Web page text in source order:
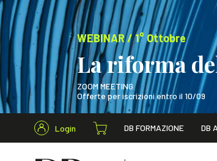
WEBINAR / 1° Ottobre
La riforma
ZOOM MEETING
Offerte per iscrizioni entro il 10/09
Login DB FORMAZIONE DB